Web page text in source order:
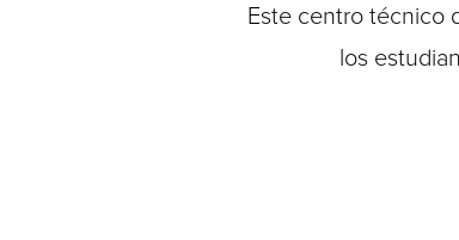
Este centro técnico
los